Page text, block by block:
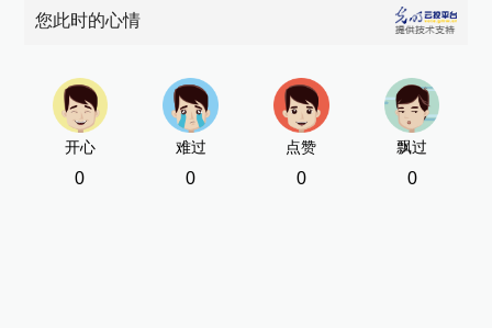
您此时的心情
开心
0
难过
0
点赞
0
飘过
0